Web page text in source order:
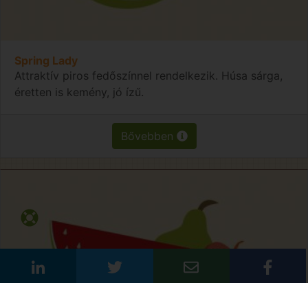
Spring Lady
Attraktív piros fedőszínnel rendelkezik. Húsa sárga,
éretten is kemény, jó ízű.
Bővebben